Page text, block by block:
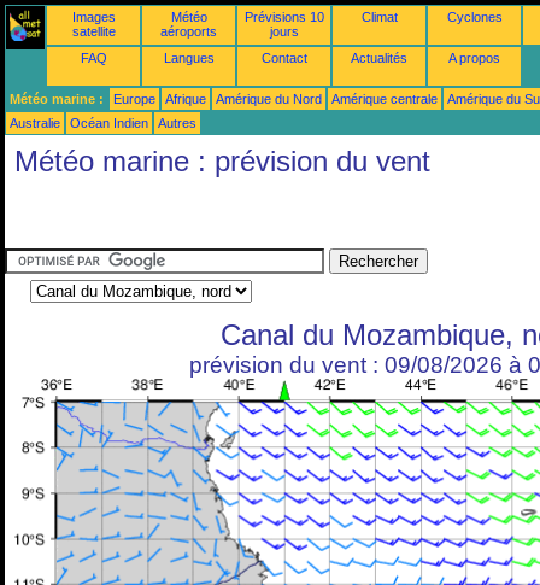
Images
satellite
Météo
aéroports
Prévisions 10
jours
Climat Cyclones
FAQ Langues Contact Actualités A propos
Météo marine : Europe Afrique Amérique du Nord Amérique centrale
Amérique du
Australie
Océan Indien Autres
Météo marine : prévision du vent
Canal du Mozambique,
prévision du vent : 09/08/2026 à